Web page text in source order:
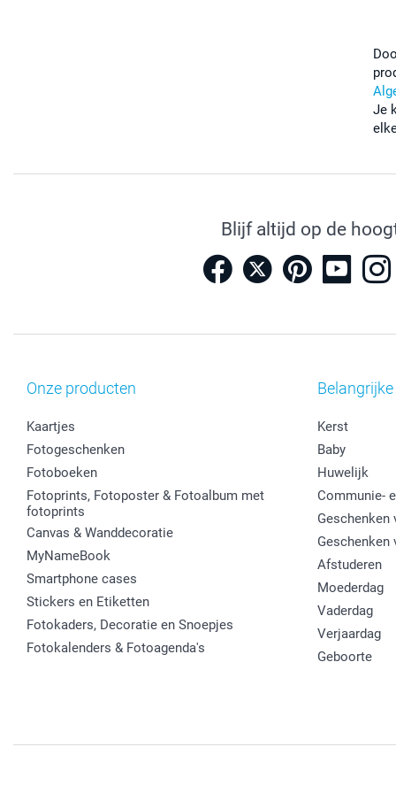
Je
Blijf altijd op de
Onze producten
Kaartjes
Fotogeschenken
Fotoboeken
Fotoprints, Fotoposter & Fotoalbum met
fotoprints
Canvas & Wanddecoratie
MyNameBook
Smartphone cases
Stickers en Etiketten
Fotokaders, Decoratie en Snoepjes
Fotokalenders & Fotoagenda's
Kerst
Baby
Huwelijk
Communie-
Geschenken
Geschenken
Afstuderen
Moederdag
Vaderdag
Verjaardag
Geboorte